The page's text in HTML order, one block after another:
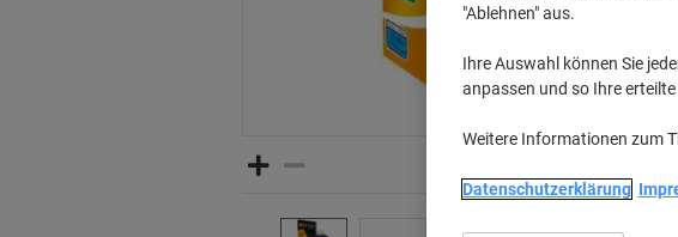
"Ablehnen" aus.
Ihre Auswahl können Sie
anpassen und so Ihre
Weitere Informationen zum
Datenschutzerklärung